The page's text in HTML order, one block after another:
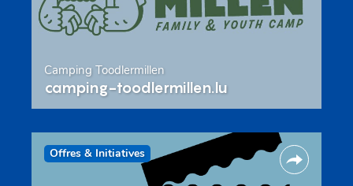
Camping Toodlermillen
camping-toodlermillen.lu
Offres & Initiatives